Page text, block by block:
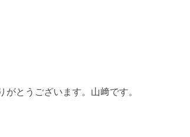
とうございます。山﨑です。